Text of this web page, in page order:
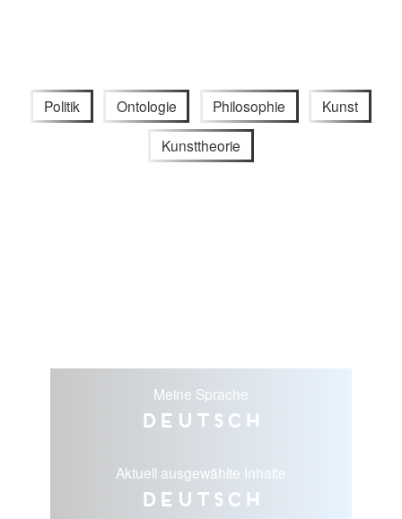
Politik Ontologie Philosophie Kunst
Kunsttheorie
Meine Sprache
Deutsch
Aktuell ausgewählte Inhalte
Deutsch